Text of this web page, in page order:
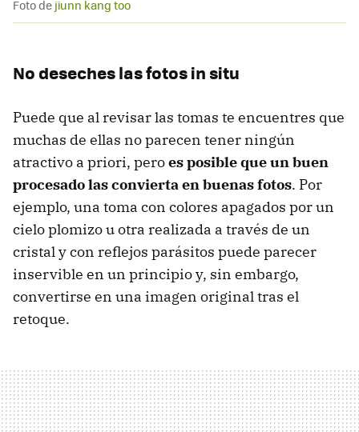
Foto de jiunn kang too
No deseches las fotos in situ
Puede que al revisar las tomas te encuentres que
muchas de ellas no parecen tener ningún
atractivo a priori, peroes posible que un buen
procesado las convierta en buenas fotos. Por
ejemplo, una toma con colores apagados por un
cielo plomizo u otra realizada a través de un
cristal y con reflejos parásitos puede parecer
inservible en un principio y, sin embargo,
convertirse en una imagen original tras el
retoque.